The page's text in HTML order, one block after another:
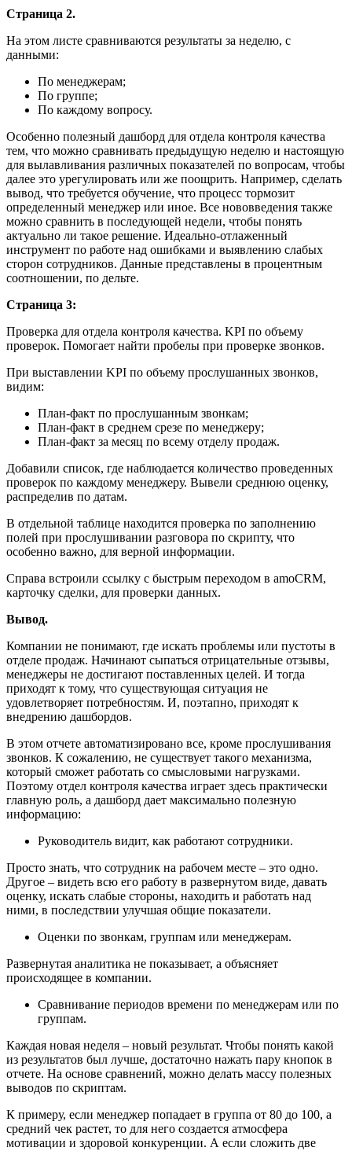
Страница 2.
На этом листе сравниваются результаты за неделю, с
данными:
По менеджерам;
По группе;
По каждому вопросу.
Особенно полезный дашборд для отдела контроля качества
тем, что можно сравнивать предыдущую неделю и настоящую
для вылавливания различных показателей по вопросам, чтобы
далее это урегулировать или же поощрить. Например, сделать
вывод, что требуется обучение, что процесс тормозит
определенный менеджер или иное. Все нововведения также
можно сравнить в последующей недели, чтобы понять
актуально ли такое решение. Идеально-отлаженный
инструмент по работе над ошибками и выявлению слабых
сторон сотрудников. Данные представлены в процентным
соотношении, по дельте.
Страница 3:
Проверка для отдела контроля качества. KPI по объему
проверок. Помогает найти пробелы при проверке звонков.
При выставлении KPI по объему прослушанных звонков,
видим:
План-факт по прослушанным звонкам;
План-факт в среднем срезе по менеджеру;
План-факт за месяц по всему отделу продаж.
Добавили список, где наблюдается количество проведенных
проверок по каждому менеджеру. Вывели среднюю оценку,
распределив по датам.
В отдельной таблице находится проверка по заполнению
полей при прослушивании разговора по скрипту, что
особенно важно, для верной информации.
Справа встроили ссылку с быстрым переходом в amoCRM,
карточку сделки, для проверки данных.
Вывод.
Компании не понимают, где искать проблемы или пустоты в
отделе продаж. Начинают сыпаться отрицательные отзывы,
менеджеры не достигают поставленных целей. И тогда
приходят к тому, что существующая ситуация не
удовлетворяет потребностям. И, поэтапно, приходят к
внедрению дашбордов.
В этом отчете автоматизировано все, кроме прослушивания
звонков. К сожалению, не существует такого механизма,
который сможет работать со смысловыми нагрузками.
Поэтому отдел контроля качества играет здесь практически
главную роль, а дашборд дает максимально полезную
информацию:
Руководитель видит, как работают сотрудники.
Просто знать, что сотрудник на рабочем месте – это одно.
Другое – видеть всю его работу в развернутом виде, давать
оценку, искать слабые стороны, находить и работать над
ними, в последствии улучшая общие показатели.
Оценки по звонкам, группам или менеджерам.
Развернутая аналитика не показывает, а объясняет
происходящее в компании.
Сравнивание периодов времени по менеджерам или по
группам.
Каждая новая неделя – новый результат. Чтобы понять какой
из результатов был лучше, достаточно нажать пару кнопок в
отчете. На основе сравнений, можно делать массу полезных
выводов по скриптам.
К примеру, если менеджер попадает в группа от 80 до 100, а
средний чек растет, то для него создается атмосфера
мотивации и здоровой конкуренции. А если сложить две